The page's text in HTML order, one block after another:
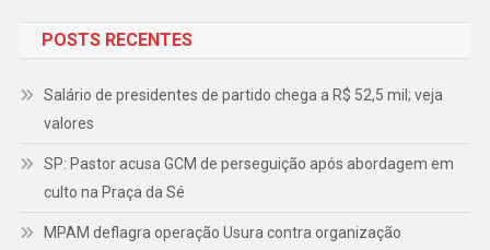
POSTS RECENTES
Salário de presidentes de partido chega a R$ 52,5 mil; veja
valores
SP: Pastor acusa GCM de perseguição após abordagem em
culto na Praça da Sé
MPAM deflagra operação Usura contra organização